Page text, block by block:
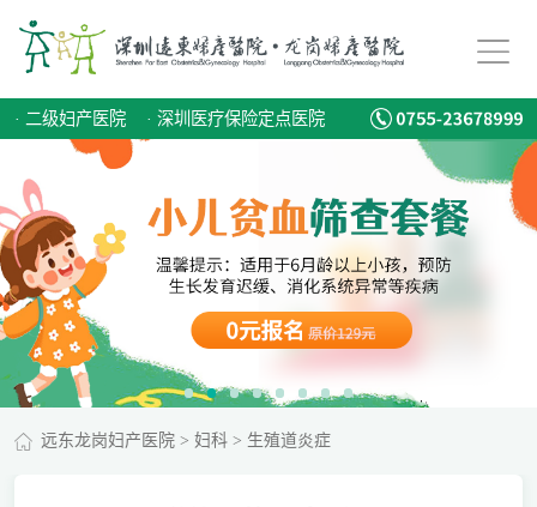
· 二级妇产医院 · 深圳医疗保险定点医院
远东龙岗妇产医院> 妇科> 生殖道炎症